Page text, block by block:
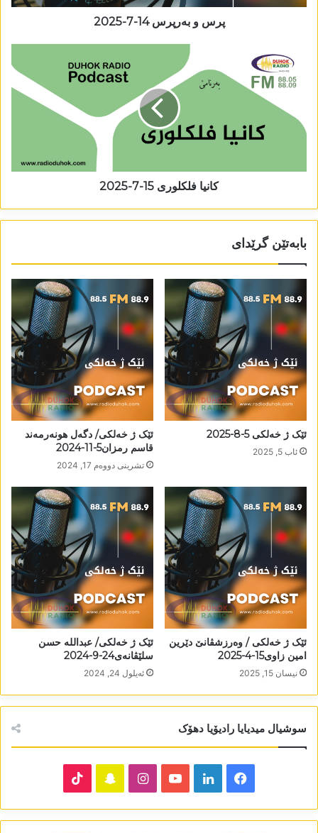
پرس و بەرپرس 14-7-2025
کانیا فلکلوری 15-7-2025
بابەتێن گرێدای
ئێک ژ خەلکی 5-8-2025
ئاب 5, 2025
ئێک ژ خەلکی/ دگەل ھونەرمەند
قاسم رمزان5-11-2024
تشرینی دووه‌م 17, 2024
ئێک ژ خەلکی / وەرزشڤانێ دێرین
امین زاوی15-4-2025
نیسان 15, 2025
ئێک ژ خەلکی/ عبداللە حسن
سلێڤانەی24-9-2024
ئه‌یلول 24, 2024
سوشیال میدیایا رادیۆیا دھۆک
Facebook
LinkedIn
YouTube
Instagram
Snapchat